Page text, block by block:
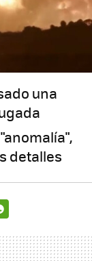
una
detalles